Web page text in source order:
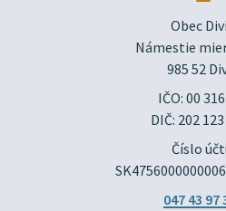
Obec
Námestie
985 52
IČO: 00
DIČ: 202
Číslo
047 43 97